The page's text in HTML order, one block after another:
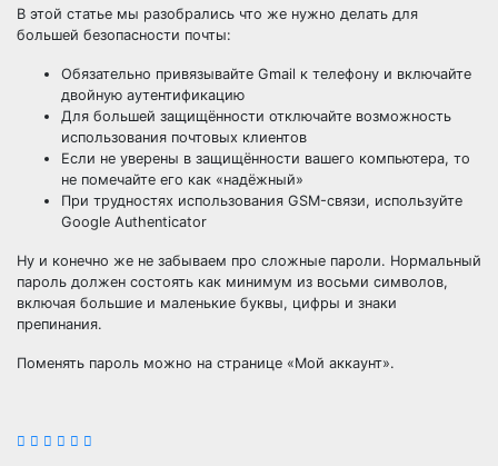
В этой статье мы разобрались что же нужно делать для
большей безопасности почты:
Обязательно привязывайте Gmail к телефону и включайте
двойную аутентификацию
Для большей защищённости отключайте возможность
использования почтовых клиентов
Если не уверены в защищённости вашего компьютера, то
не помечайте его как «надёжный»
При трудностях использования GSM-связи, используйте
Google Authenticator
Ну и конечно же не забываем про сложные пароли. Нормальный
пароль должен состоять как минимум из восьми символов,
включая большие и маленькие буквы, цифры и знаки
препинания.
Поменять пароль можно на странице «Мой аккаунт».